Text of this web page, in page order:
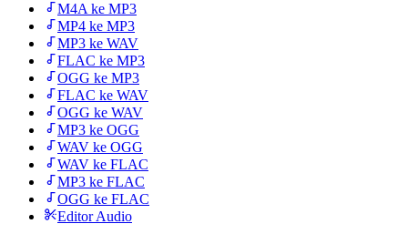
M4A ke MP3
MP4 ke MP3
MP3 ke WAV
FLAC ke MP3
OGG ke MP3
FLAC ke WAV
OGG ke WAV
MP3 ke OGG
WAV ke OGG
WAV ke FLAC
MP3 ke FLAC
OGG ke FLAC
Editor Audio